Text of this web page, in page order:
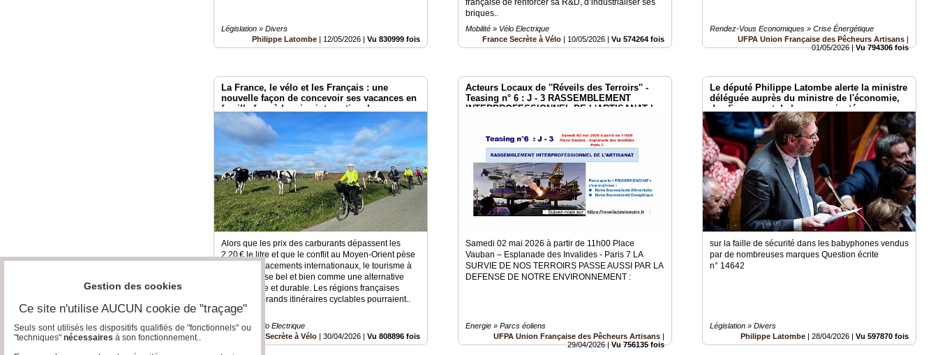
Législation » Divers
Philippe Latombe | 12/05/2026 |Vu 830999 fois
française de renforcer sa R&D, d’industrialiser ses
briques..
Mobilité » Vélo Electrique
France Secrète à Vélo | 10/05/2026 |Vu 574264 fois
Rendez-Vous Economiques » Crise Énergétique
UFPA Union Française des Pêcheurs Artisans |
01/05/2026|Vu 794306 fois
La France, le vélo et les Français : une
nouvelle façon de concevoir ses vacances en
famille face à la crise internationale.
Alors que les prix des carburants dépassent les
2,20 € le litre et que le conflit au Moyen-Orient pèse
sur les déplacements internationaux, le tourisme à
vélo s’impose bel et bien comme une alternative
économique et durable. Les régions françaises
dotées de grands itinéraires cyclables pourraient..
Mobilité » Vélo Electrique
France Secrète à Vélo |30/04/2026 |Vu 808896 fois
Acteurs Locaux de ''Réveils des Terroirs'' -
Teasing n° 6 : J - 3 RASSEMBLEMENT
INTERPROFESSIONNEL DE L'ARTISANAT le
Samedi 02 mai 2026 à partir de 11h00 Place
Vauban – Esplanade des Invalides - Paris 7 LA
SURVIE DE NOS TERROIRS PASSE AUSSI PAR LA
DEFENSE DE NOTRE ENVIRONNEMENT :
Energie » Parcs éoliens
UFPA Union Française des Pêcheurs Artisans |
29/04/2026|Vu 756135 fois
Le député Philippe Latombe alerte la ministre
déléguée auprès du ministre de l'économie,
des finances et de la souveraineté
industrielle, énergétique et numérique,
chargée de l'intelligence artificielle et du
numérique
sur la faille de sécurité dans les babyphones vendus
par de nombreuses marques Question écrite
n° 14642
Législation » Divers
Philippe Latombe |28/04/2026 |Vu 597870 fois
Gestion des cookies
Ce site n'utilise AUCUN cookie de "traçage"
Seuls sont utilisés les dispositifs qualifiés de "fonctionnels" ou
"techniques" nécessaires à son fonctionnement..